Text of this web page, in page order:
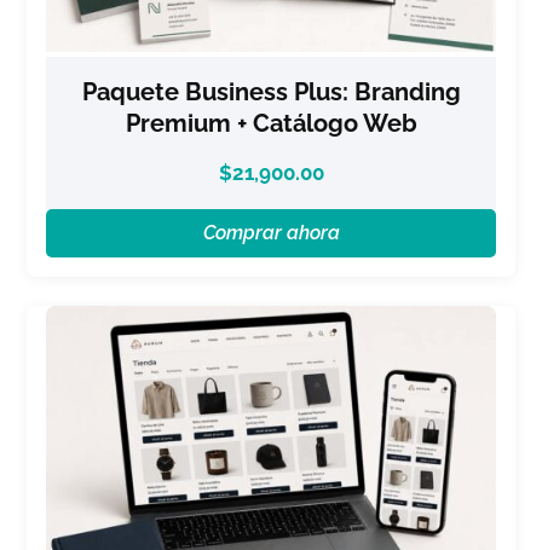
Paquete Business Plus: Branding
Premium + Catálogo Web
$21,900.00
Comprar ahora